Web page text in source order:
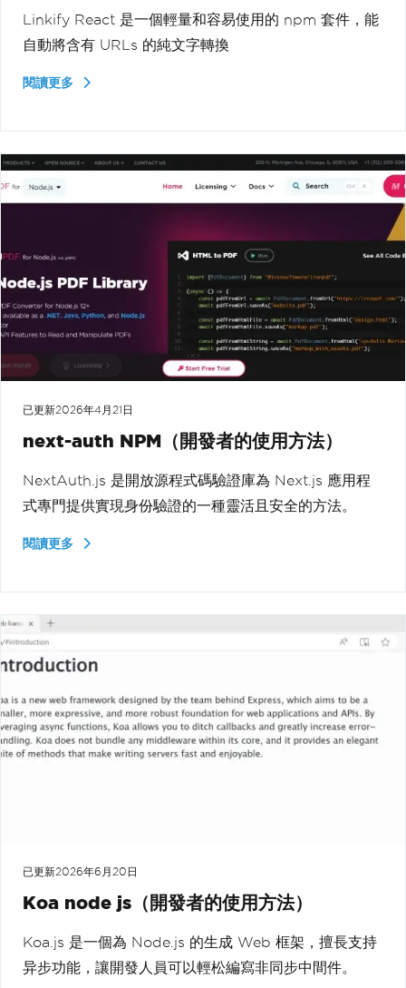
Linkify React 是一個輕量和容易使用的 npm 套件，能
自動將含有 URLs 的純文字轉換
閱讀更多
已更新2026年4月21日
next-auth NPM（開發者的使用方法）
NextAuth.js 是開放源程式碼驗證庫為 Next.js 應用程
式專門提供實現身份驗證的一種靈活且安全的方法。
閱讀更多
已更新2026年6月20日
Koa node js（開發者的使用方法）
Koa.js 是一個為 Node.js 的生成 Web 框架，擅長支持
异步功能，讓開發人員可以輕松編寫非同步中間件。